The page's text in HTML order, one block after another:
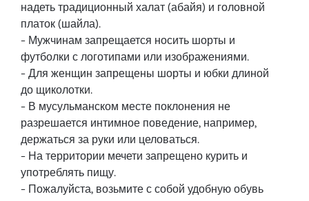
надеть традиционный халат (абайя) и головной
платок (шайла).
- Мужчинам запрещается носить шорты и
футболки с логотипами или изображениями.
- Для женщин запрещены шорты и юбки длиной
до щиколотки.
- В мусульманском месте поклонения не
разрешается интимное поведение, например,
держаться за руки или целоваться.
- На территории мечети запрещено курить и
употреблять пищу.
- Пожалуйста, возьмите с собой удобную обувь